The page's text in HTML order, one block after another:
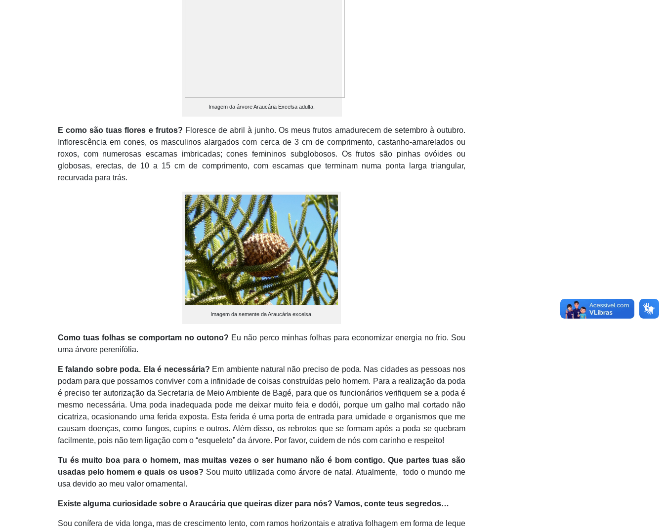
Imagem da árvore Araucária Excelsa adulta.
E como são tuas flores e frutos? Floresce de abril à junho. Os meus frutos amadurecem de setembro à outubro.
Inflorescência em cones, os masculinos alargados com cerca de 3 cm de comprimento, castanho-amarelados ou
roxos, com numerosas escamas imbricadas; cones femininos subglobosos. Os frutos são pinhas ovóides ou
globosas, erectas, de 10 a 15 cm de comprimento, com escamas que terminam numa ponta larga triangular,
recurvada para trás.
Imagem da semente da Araucária excelsa.
Como tuas folhas se comportam no outono? Eu não perco minhas folhas para economizar energia no frio. Sou
uma árvore perenifólia.
E falando sobre poda. Ela é necessária? Em ambiente natural não preciso de poda. Nas cidades as pessoas nos
podam para que possamos conviver com a infinidade de coisas construídas pelo homem. Para a realização da poda
é preciso ter autorização da Secretaria de Meio Ambiente de Bagé, para que os funcionários verifiquem se a poda é
mesmo necessária. Uma poda inadequada pode me deixar muito feia e dodói, porque um galho mal cortado não
cicatriza, ocasionando uma ferida exposta. Esta ferida é uma porta de entrada para umidade e organismos que me
causam doenças, como fungos, cupins e outros. Além disso, os rebrotos que se formam após a poda se quebram
facilmente, pois não tem ligação com o “esqueleto” da árvore. Por favor, cuidem de nós com carinho e respeito!
Tu és muito boa para o homem, mas muitas vezes o ser humano não é bom contigo. Que partes tuas são
usadas pelo homem e quais os usos? Sou muito utilizada como árvore de natal. Atualmente, todo o mundo me
usa devido ao meu valor ornamental.
Existe alguma curiosidade sobre o Araucária que queiras dizer para nós? Vamos, conte teus segredos…
Sou conífera de vida longa, mas de crescimento lento, com ramos horizontais e atrativa folhagem em forma de leque